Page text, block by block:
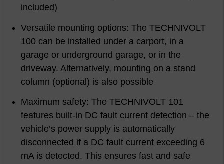
included)
Versatile mounting options: The TECHNIVOLT
100 can be installed under a carport, in a
garage or underground garage, or in the
driveway. Alternatively, mounting on a stand
column (optional) is also possible
Maximum safety: The TECHNIVOLT 101
features built-in DC fault current detection – the
vehicle’s power supply is automatically
disconnected if a DC fault current exceeding 6
mA is detected. This ensures fast and safe